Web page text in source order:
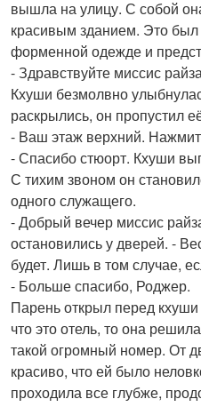
вышла на улицу. С собой
красивым зданием. Это был
форменной одежде и
- Здравствуйте миссис
Кхуши безмолвно
раскрылись, он пропустил
- Ваш этаж верхний.
- Спасибо стюорт. Кхуши
С тихим звоном он
одного служащего.
- Добрый вечер миссис
остановились у дверей. -
будет. Лишь в том случае,
- Больше спасибо, Роджер.
Парень открыл перед
что это отель, то она
такой огромный номер. От
красиво, что ей было
проходила все глубже,